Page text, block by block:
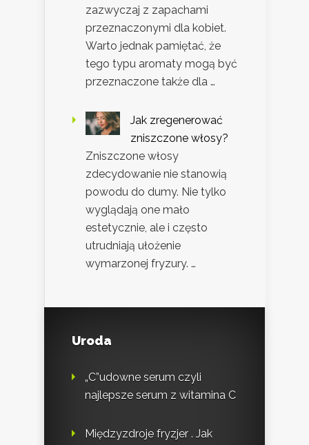
zazwyczaj z zapachami
przeznaczonymi dla kobiet.
Warto jednak pamiętać, że
tego typu aromaty mogą być
przeznaczone także dla …
Jak zregenerować
zniszczone włosy?
Zniszczone włosy
zdecydowanie nie stanowią
powodu do dumy. Nie tylko
wyglądają one mało
estetycznie, ale i często
utrudniają ułożenie
wymarzonej fryzury. …
Uroda
„C”udowne serum czyli
najlepsze serum z witamina C
Międzyzdroje fryzjer . Jak